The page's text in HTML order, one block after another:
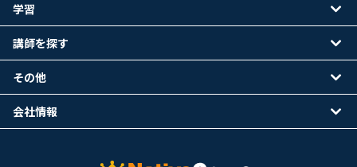
学習
講師を探す
その他
会社情報